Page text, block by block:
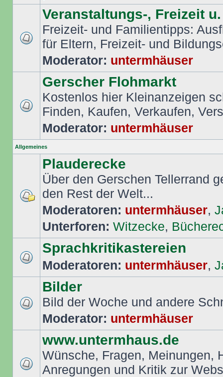
Veranstaltungs-, Freizeit
Freizeit- und Familientipps:
für Eltern, Freizeit- und
Moderator: untermhäuser
Gerscher Flohmarkt
Kostenlos hier Kleinanzeigen
Finden, Kaufen, Verkaufen,
Moderator: untermhäuser
Allgemeines
Plauderecke
Über den Gerschen Tellerrand
den Rest der Welt...
Moderatoren: untermhäuser,
Unterforen: Witzecke,
Sprachkritikastereien
Moderatoren: untermhäuser,
Bilder
Bild der Woche und andere
Moderator: untermhäuser
www.untermhaus.de
Wünsche, Fragen, Meinungen,
Anregungen und Kritik zur